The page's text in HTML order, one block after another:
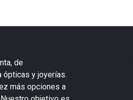
de
ópticas y joyerías.
más opciones a